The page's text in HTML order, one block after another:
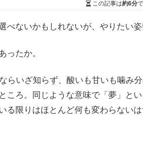
この記事は約6分
べないかもしれないが、やりたい
ったか。
らいざ知らず、酸いも甘いも噛み
ころ。同じような意味で「夢」と
る限りはほとんど何も変わらないは